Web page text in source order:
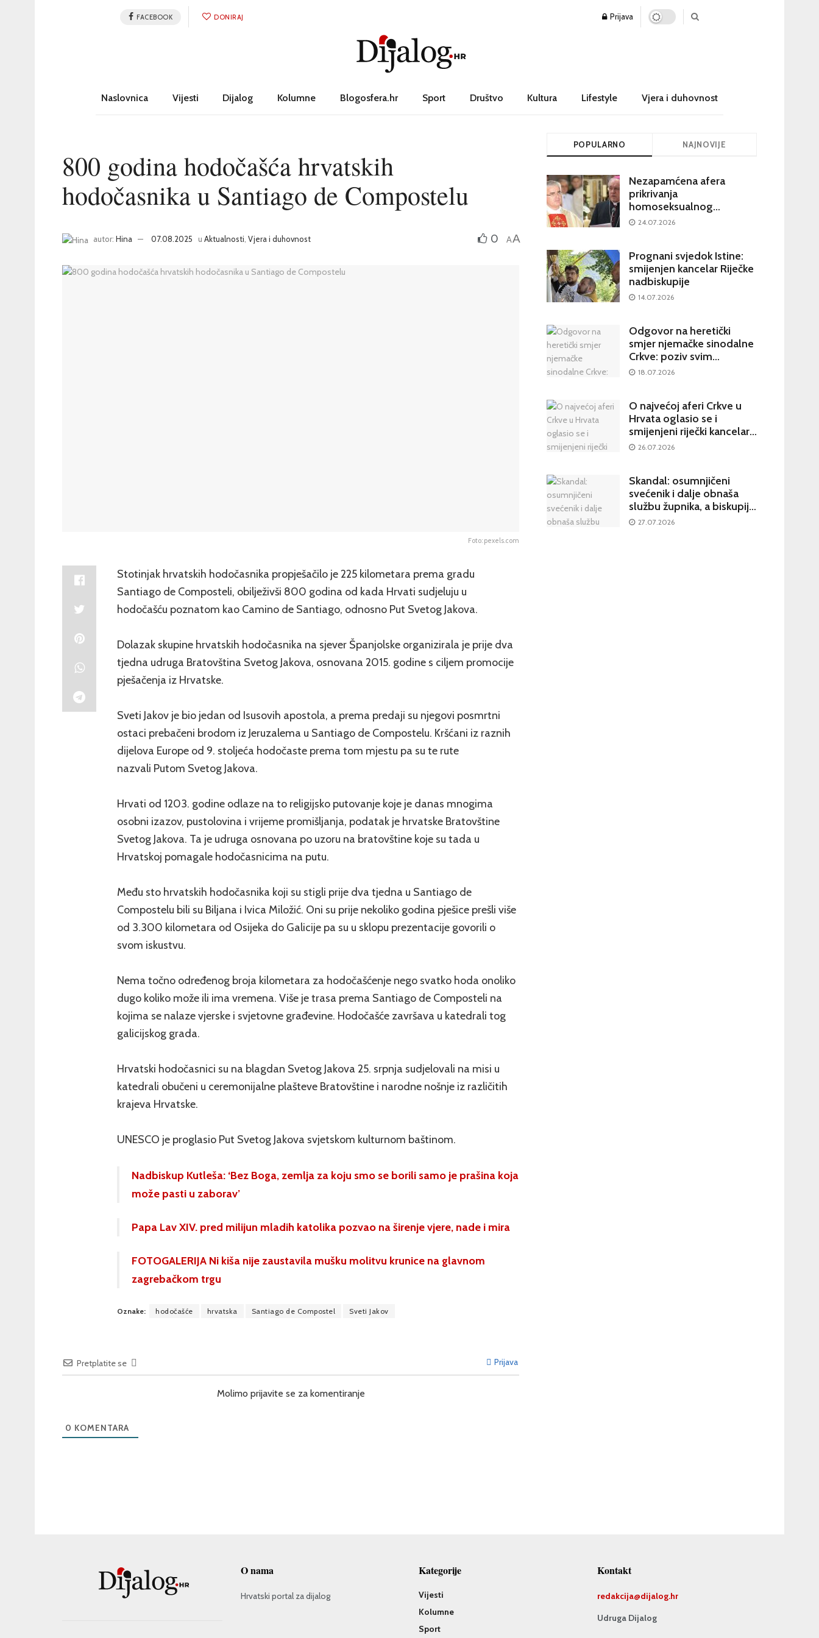
FACEBOOK DONIRAJ Prijava
Naslovnica Vijesti Dijalog Kolumne Blogosfera.hr Sport Društvo Kultura Lifestyle Vjera i duhovnost
800 godina hodočašća hrvatskih
hodočasnika u Santiago de Compostelu
autor: Hina 07.08.2025 u Aktualnosti Vjera i duhovnost 0 AA
Foto: pexels.com
Stotinjak hrvatskih hodočasnika propješačilo je 225 kilometara prema gradu
Santiago de Composteli, obilježivši 800 godina od kada Hrvati sudjeluju u
hodočašću poznatom kao Camino de Santiago, odnosno Put Svetog Jakova.
Dolazak skupine hrvatskih hodočasnika na sjever Španjolske organizirala je prije dva
tjedna udruga Bratovština Svetog Jakova, osnovana 2015. godine s ciljem promocije
pješačenja iz Hrvatske.
Sveti Jakov je bio jedan od Isusovih apostola, a prema predaji su njegovi posmrtni
ostaci prebačeni brodom iz Jeruzalema u Santiago de Compostelu. Kršćani iz raznih
dijelova Europe od 9. stoljeća hodočaste prema tom mjestu pa su te rute
nazvali Putom Svetog Jakova.
Hrvati od 1203. godine odlaze na to religijsko putovanje koje je danas mnogima
osobni izazov, pustolovina i vrijeme promišljanja, podatak je hrvatske Bratovštine
Svetog Jakova. Ta je udruga osnovana po uzoru na bratovštine koje su tada u
Hrvatskoj pomagale hodočasnicima na putu.
Među sto hrvatskih hodočasnika koji su stigli prije dva tjedna u Santiago de
Compostelu bili su Biljana i Ivica Miložić. Oni su prije nekoliko godina pješice prešli više
od 3.300 kilometara od Osijeka do Galicije pa su u sklopu prezentacije govorili o
svom iskustvu.
Nema točno određenog broja kilometara za hodočašćenje nego svatko hoda onoliko
dugo koliko može ili ima vremena. Više je trasa prema Santiago de Composteli na
kojima se nalaze vjerske i svjetovne građevine. Hodočašće završava u katedrali tog
galicijskog grada.
Hrvatski hodočasnici su na blagdan Svetog Jakova 25. srpnja sudjelovali na misi u
katedrali obučeni u ceremonijalne plašteve Bratovštine i narodne nošnje iz različitih
krajeva Hrvatske.
UNESCO je proglasio Put Svetog Jakova svjetskom kulturnom baštinom.
Nadbiskup Kutleša: ‘Bez Boga, zemlja za koju smo se borili samo je prašina koja
može pasti u zaborav’
Papa Lav XIV. pred milijun mladih katolika pozvao na širenje vjere, nade i mira
FOTOGALERIJA Ni kiša nije zaustavila mušku molitvu krunice na glavnom
zagrebačkom trgu
Oznake: hodočašće hrvatska Santiago de Compostel Sveti Jakov
Pretplatite se Prijava
Molimo prijavite se za komentiranje
0 KOMENTARA
POPULARNO NAJNOVIJE
Nezapamćena afera
prikrivanja
homoseksualnog
iskorištavanja maloljetnika
Hrvatsku
24.07.2026
Prognani svjedok Istine:
smijenjen kancelar Riječke
nadbiskupije
14.07.2026
Odgovor na heretički
smjer njemačke sinodalne
Crkve: poziv svim
katolicima na potpisivanje
18.07.2026
O najvećoj aferi Crkve u
Hrvata oglasio se i
smijenjeni riječki kancelar:
kultura šutnje stvara nove
26.07.2026
Skandal: osumnjičeni
svećenik i dalje obnaša
službu župnika, a biskupija
priopćila da je sve
27.07.2026
O nama
Hrvatski portal za dijalog
Kategorije
Vijesti
Kolumne
Sport
Kontakt
redakcija@dijalog.hr
Udruga Dijalog